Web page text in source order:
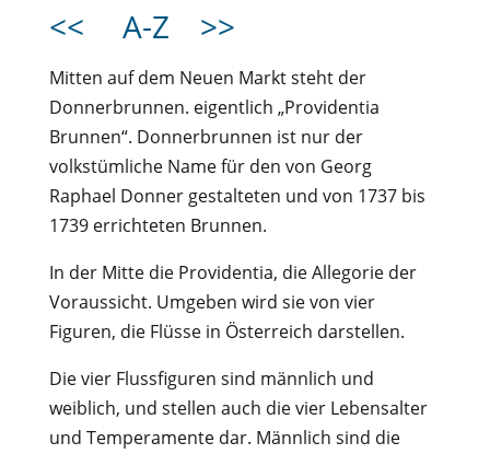
<< A-Z >>
Mitten auf dem Neuen Markt steht der
Donnerbrunnen. eigentlich „Providentia
Brunnen“. Donnerbrunnen ist nur der
volkstümliche Name für den von Georg
Raphael Donner gestalteten und von 1737 bis
1739 errichteten Brunnen.
In der Mitte die Providentia, die Allegorie der
Voraussicht. Umgeben wird sie von vier
Figuren, die Flüsse in Österreich darstellen.
Die vier Flussfiguren sind männlich und
weiblich, und stellen auch die vier Lebensalter
und Temperamente dar. Männlich sind die